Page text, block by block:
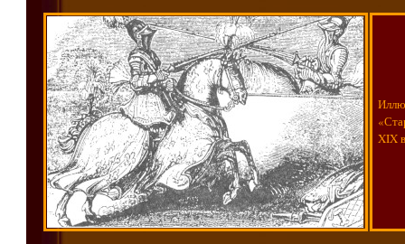
XIX